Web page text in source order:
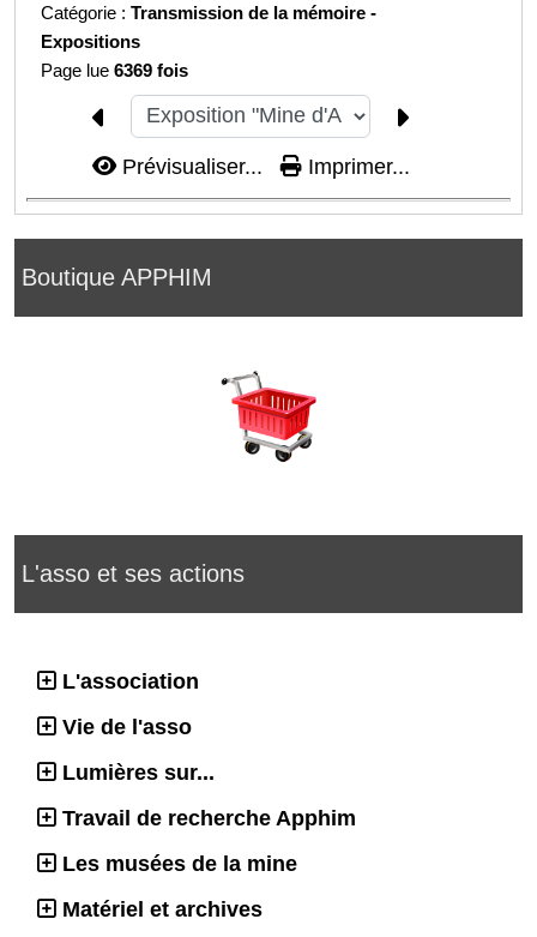
Boutique APPHIM
L'asso et ses actions
L'association
Vie de l'asso
Lumières sur...
Travail de recherche Apphim
Les musées de la mine
Matériel et archives
Catégorie :Transmission de la mémoire -
Expositions
Page lue6369 fois
Prévisualiser... Imprimer...